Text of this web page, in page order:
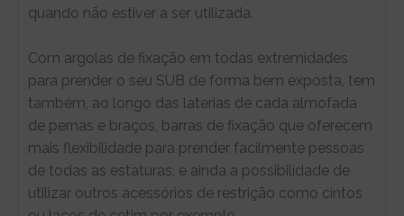
quando não estiver a ser utilizada.
Com argolas de fixação em todas extremidades
para prender o seu SUB de forma bem exposta, tem
também, ao longo das laterias de cada almofada
de pernas e braços, barras de fixação que oferecem
mais flexibilidade para prender facilmente pessoas
de todas as estaturas, e ainda a possibilidade de
utilizar outros acessórios de restrição como cintos